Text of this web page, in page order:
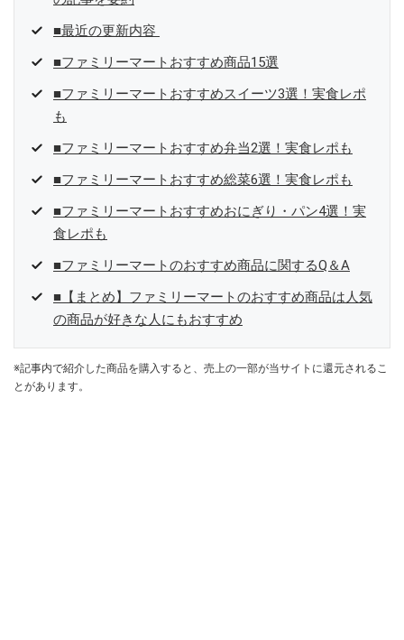
■最近の更新内容
■ファミリーマートおすすめ商品15選
■ファミリーマートおすすめスイーツ3選！実食レポ
も
■ファミリーマートおすすめ弁当2選！実食レポも
■ファミリーマートおすすめ総菜6選！実食レポも
■ファミリーマートおすすめおにぎり・パン4選！実
食レポも
■ファミリーマートのおすすめ商品に関するQ＆A
■【まとめ】ファミリーマートのおすすめ商品は人気
の商品が好きな人にもおすすめ
※記事内で紹介した商品を購入すると、売上の一部が当サイトに還元されるこ
とがあります。